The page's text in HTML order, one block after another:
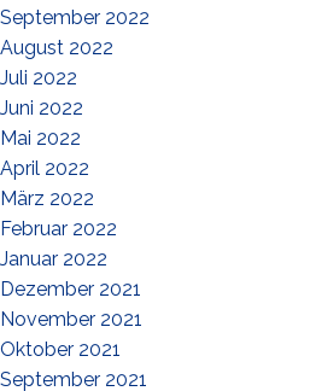
September 2022
August 2022
Juli 2022
Juni 2022
Mai 2022
April 2022
März 2022
Februar 2022
Januar 2022
Dezember 2021
November 2021
Oktober 2021
September 2021